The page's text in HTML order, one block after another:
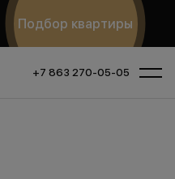
Подбор квартиры
+7 863 270-05-05